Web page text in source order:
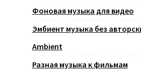
Фоновая музыка для видео
Эмбиент музыка без
Ambient
Разная музыка к фильмам